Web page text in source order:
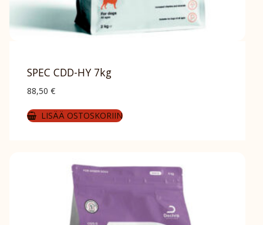
SPEC CDD-HY 7kg
88,50 €
LISÄÄ OSTOSKORIIN